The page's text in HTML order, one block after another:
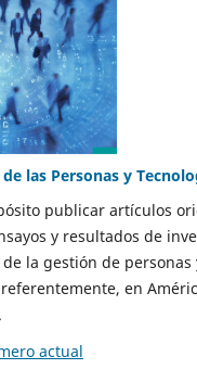
las Personas y
publicar artículos
y resultados de
la gestión de
en
actual